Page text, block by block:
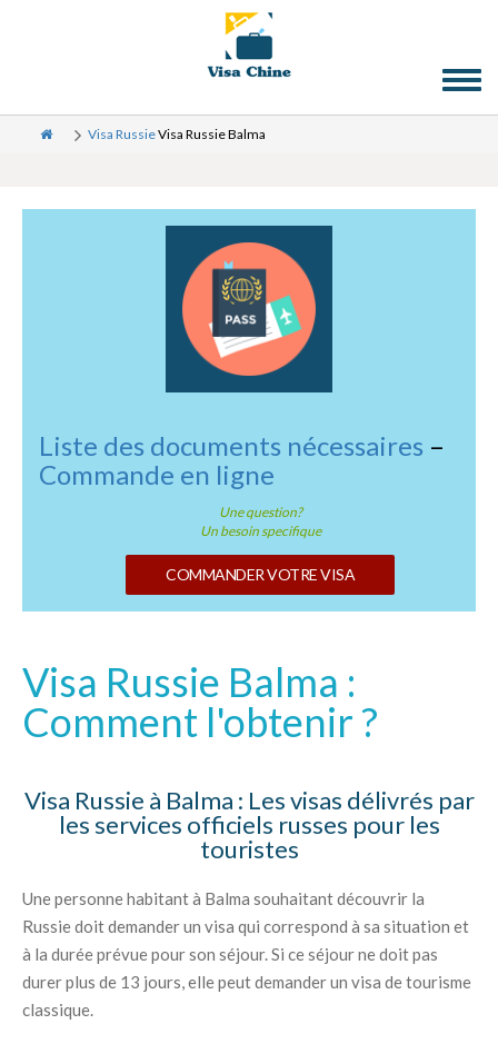
Visa RussieVisa Russie Balma
Liste des documents nécessaires –
Commande en ligne
Une question?
Un besoin specifique
COMMANDER VOTRE VISA
Visa Russie Balma :
Comment l'obtenir ?
Visa Russie à Balma : Les visas délivrés par
les services officiels russes pour les
touristes
Une personne habitant à Balma souhaitant découvrir la
Russie doit demander un visa qui correspond à sa situation et
à la durée prévue pour son séjour. Si ce séjour ne doit pas
durer plus de 13 jours, elle peut demander un visa de tourisme
classique.